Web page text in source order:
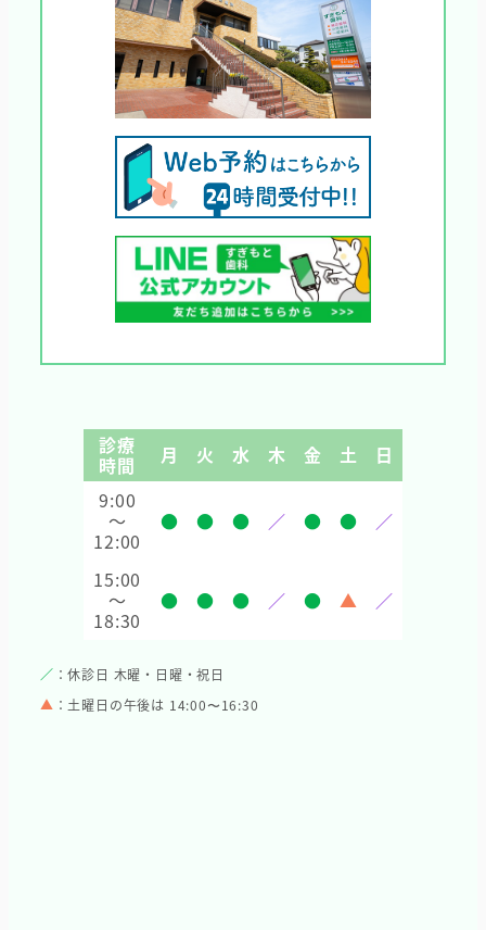
診療
時間 月 火 水 木 金 土
日
9:00
～
12:00
● ● ● ／ ● ● ／
15:00
～
18:30
● ● ● ／ ● ▲ ／
／ ：休診日 木曜・日曜・祝日
▲ ：土曜日の午後は 14:00〜16:30